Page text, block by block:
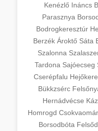
Kenézlő Ináncs
Parasznya
Bodrogkeresztúr
Berzék Ároktő Sáta
Szalonna
Tardona Sajóecseg
Cserépfalu
Bükkzsérc
Hernádvécse
Homrogd
Borsodbóta